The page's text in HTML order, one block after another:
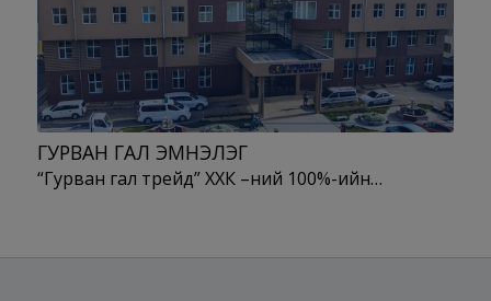
ГУРВАН ГАЛ ЭМНЭЛЭГ
“Гурван гал трейд” ХХК –ний 100%-ийн…